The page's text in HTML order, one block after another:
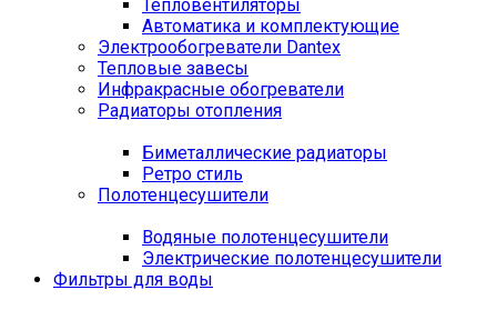
Тепловентиляторы
Автоматика и комплектующие
Электрообогреватели Dantex
Тепловые завесы
Инфракрасные обогреватели
Радиаторы отопления
Биметаллические радиаторы
Ретро стиль
Полотенцесушители
Водяные полотенцесушители
Электрические полотенцесушители
Фильтры для воды